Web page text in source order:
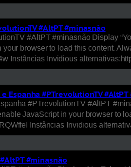
#AltPT #minasnão
#AltPT #minasnão Display
browser to load this content.
Instâncias Invidious
Espanha #PTrevolutionTV #AltPT
#PTrevolutionTV #AltPT
JavaScript in your browser to
Instâncias Invidious
#minasnão